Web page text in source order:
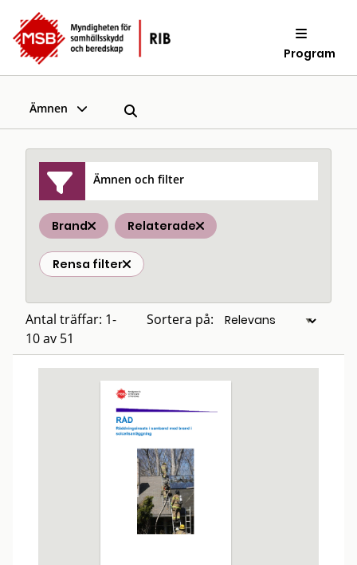
Program
Ämnen
Ämnen och filter
Brand Relaterade
Rensa filter
Antal träffar: 1-
10 av 51
Sortera på: